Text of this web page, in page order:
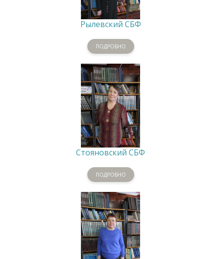
Рылевский СБФ
ПОДРОБНО
Стояновский СБФ
ПОДРОБНО